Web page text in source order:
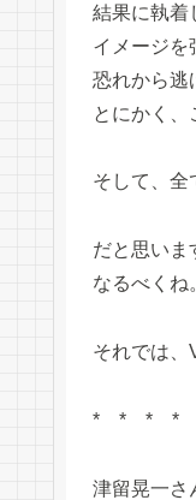
結果に執着
イメージを
恐れから逃
とにかく、
そして、全
だと思いま
なるべくね
それでは、
* * * *
津留晃一さ